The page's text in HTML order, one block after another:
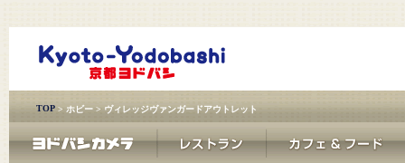
TOP > ホビー > ヴィレッジヴァンガードアウトレット